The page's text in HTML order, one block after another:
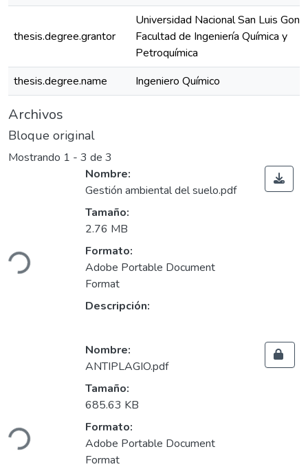
thesis.degree.grantor
Universidad Nacional San Luis
Facultad de Ingeniería Química y
Petroquímica
thesis.degree.name
Ingeniero Químico
Archivos
Bloque original
Mostrando 1 - 3 de 3
Cargando...
Nombre:
Gestión ambiental del suelo.pdf
Tamaño:
2.76 MB
Formato:
Adobe Portable Document
Format
Descripción:
Cargando...
Nombre:
ANTIPLAGIO.pdf
Tamaño:
685.63 KB
Formato:
Adobe Portable Document
Format